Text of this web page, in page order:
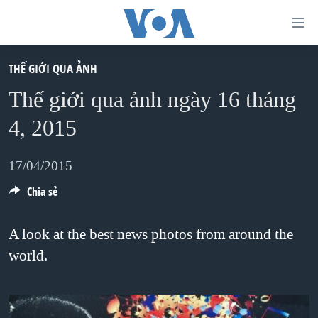
dẫn
truy
cập
Tới
dung
chính
điều
hướng
Đi
TRANG CHỦ
VIỆT NAM
HOA KỲ
DIỄN ĐÀN
MỤC
VẠCH TRẦN TIN GIẢ
CHIẾN TRANH THƯƠNG MẠI CỦA MỸ: QUÁ KHỨ VÀ HIỆN
HỌC TIẾNG ANH
THẾ GIỚI QUA ẢNH
Thế giới qua ảnh ngày 16 tháng
4, 2015
17/04/2015
A look at the best news photos from around the
world.
Chia sẻ